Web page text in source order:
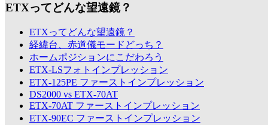
ETXってどんな望遠鏡？
ETXってどんな望遠鏡？
経緯台、赤道儀モードどっち？
ホームポジションにこだわろう
ETX-LSフォトインプレッション
ETX-125PE ファーストインプレッション
DS2000 vs ETX-70AT
ETX-70AT ファーストインプレッション
ETX-90EC ファーストインプレッション